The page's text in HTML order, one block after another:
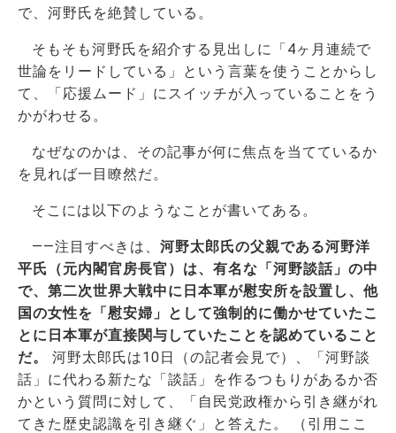
で、河野氏を絶賛している。
そもそも河野氏を紹介する見出しに「4ヶ月連続で
世論をリードしている」という言葉を使うことからし
て、「応援ムード」にスイッチが入っていることをう
かがわせる。
なぜなのかは、その記事が何に焦点を当てているか
を見れば一目瞭然だ。
そこには以下のようなことが書いてある。
――注目すべきは、 河野太郎氏の父親である河野洋
平氏（元内閣官房長官）は、有名な「河野談話」の中
で、第二次世界大戦中に日本軍が慰安所を設置し、他
国の女性を「慰安婦」として強制的に働かせていたこ
とに日本軍が直接関与していたことを認めていること
だ。
河野太郎氏は10日（の記者会見で）、「河野談
話」に代わる新たな「談話」を作るつもりがあるか否
かという質問に対して、「自民党政権から引き継がれ
てきた歴史認識を引き継ぐ」と答えた。 （引用ここ